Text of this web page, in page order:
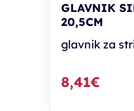
GLAVNIK
20,5CM
glavnik za
8,41€